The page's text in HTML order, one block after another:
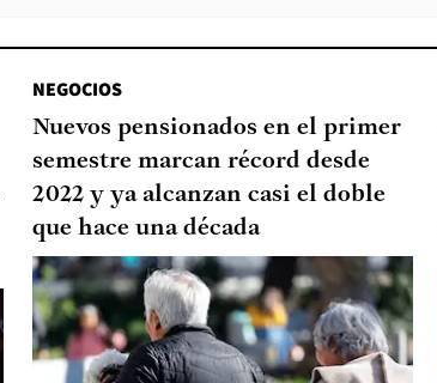
NEGOCIOS
Nuevos pensionados en el primer
semestre marcan récord desde
2022 y ya alcanzan casi el doble
que hace una década